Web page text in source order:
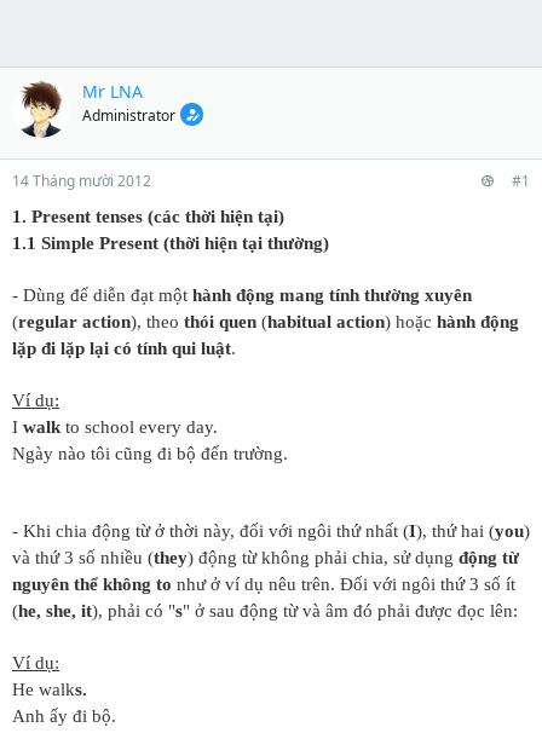
Mr LNA
Administrator
14 Tháng mười 2012 #1
1. Present tenses (các thời hiện tại)
1.1 Simple Present (thời hiện tại thường)
- Dùng để diễn đạt một hành động mang tính thường xuyên
(regular action), theo thói quen (habitual action) hoặc hành động
lặp đi lặp lại có tính qui luật.
Ví dụ:
I walkto school every day.
Ngày nào tôi cũng đi bộ đến trường.
- Khi chia động từ ở thời này, đối với ngôi thứ nhất (I), thứ hai (you)
và thứ 3 số nhiều (they) động từ không phải chia, sử dụng động từ
nguyên thể không to như ở ví dụ nêu trên. Đối với ngôi thứ 3 số ít
(he, she, it), phải có "s" ở sau động từ và âm đó phải được đọc lên:
Ví dụ:
He walks.
Anh ấy đi bộ.